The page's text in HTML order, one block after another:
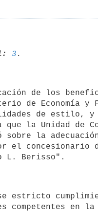
3
de Economía
de estilo, y
que la Unidad de
la
el concesionario
competentes en